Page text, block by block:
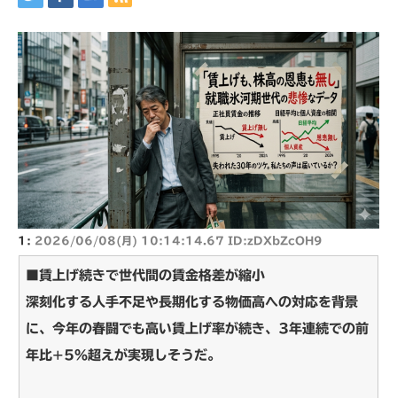
1: 2026/06/08(月) 10:14:14.67 ID:zDXbZcOH9
■賃上げ続きで世代間の賃金格差が縮小
深刻化する人手不足や長期化する物価高への対応を背景
に、今年の春闘でも高い賃上げ率が続き、3年連続での前
年比+5％超えが実現しそうだ。